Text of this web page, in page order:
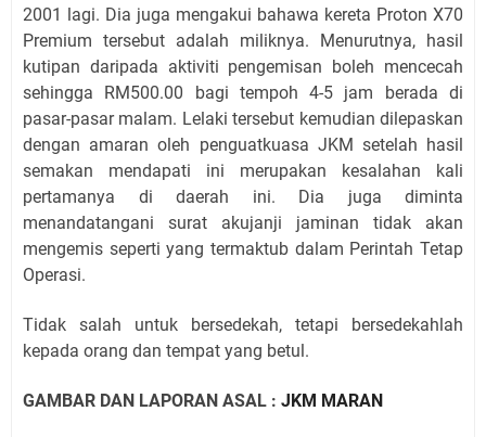
2001 lagi. Dia juga mengakui bahawa kereta Proton X70
Premium tersebut adalah miliknya. Menurutnya, hasil
kutipan daripada aktiviti pengemisan boleh mencecah
sehingga RM500.00 bagi tempoh 4-5 jam berada di
pasar-pasar malam. Lelaki tersebut kemudian dilepaskan
dengan amaran oleh penguatkuasa JKM setelah hasil
semakan mendapati ini merupakan kesalahan kali
pertamanya di daerah ini. Dia juga diminta
menandatangani surat akujanji jaminan tidak akan
mengemis seperti yang termaktub dalam Perintah Tetap
Operasi.
Tidak salah untuk bersedekah, tetapi bersedekahlah
kepada orang dan tempat yang betul.
GAMBAR DAN LAPORAN ASAL : JKM MARAN